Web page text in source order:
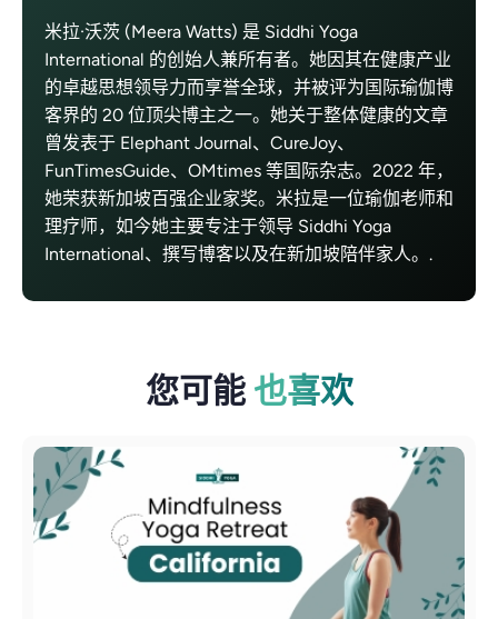
米拉·沃茨 (Meera Watts) 是 Siddhi Yoga
International 的创始人兼所有者。她因其在健康产业
的卓越思想领导力而享誉全球，并被评为国际瑜伽博
客界的 20 位顶尖博主之一。她关于整体健康的文章
曾发表于 Elephant Journal、CureJoy、
FunTimesGuide、OMtimes 等国际杂志。2022 年，
她荣获新加坡百强企业家奖。米拉是一位瑜伽老师和
理疗师，如今她主要专注于领导 Siddhi Yoga
International、撰写博客以及在新加坡陪伴家人。.
您可能 也喜欢